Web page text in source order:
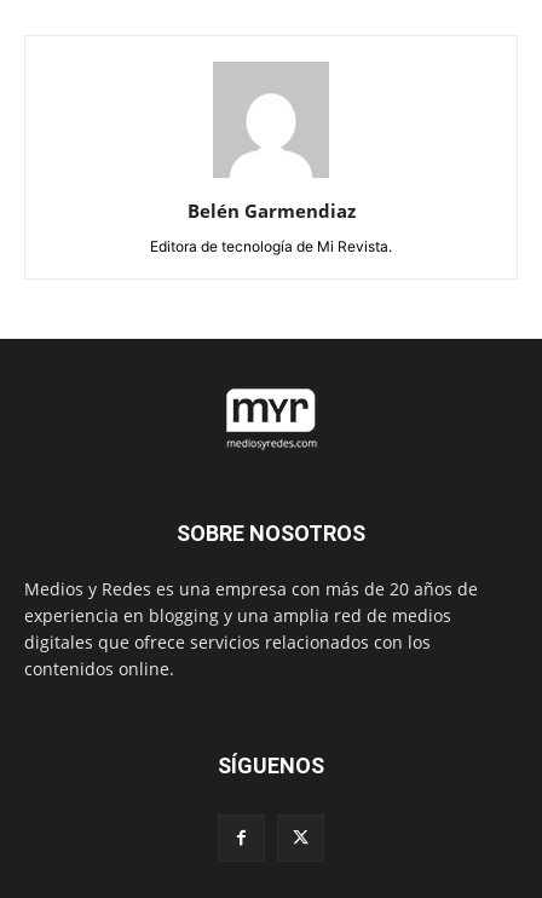
Belén Garmendiaz
Editora de tecnología de Mi Revista.
SOBRE NOSOTROS
Medios y Redes es una empresa con más de 20 años de
experiencia en blogging y una amplia red de medios
digitales que ofrece servicios relacionados con los
contenidos online.
SÍGUENOS